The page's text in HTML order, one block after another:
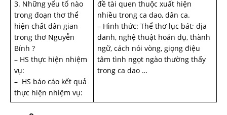
3. Những yếu tố nào
trong đoạn thơ thể
hiện chất dân gian
trong thơ Nguyễn
Bính ?
– HS thực hiện nhiệm
vụ:
– HS báo cáo kết quả
thực hiện nhiệm vụ:
đề tài quen thuộc xuất hiện
nhiều trong ca dao, dân ca.
– Hình thức: Thể thơ lục bát; địa
danh, nghệ thuật hoán dụ, thành
ngữ, cách nói vòng, giọng điệu
tâm tình ngọt ngào thường thấy
trong ca dao …